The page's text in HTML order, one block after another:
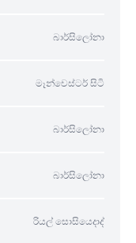
බාර්සිලෝනා
මෑන්චෙස්ටර් සිටි
බාර්සිලෝනා
බාර්සිලෝනා
රියල් සොසියෙදාද්